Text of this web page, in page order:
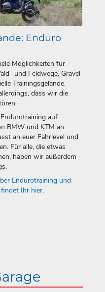
Enduro
Möglichkeiten für
und Feldwege, Gravel
Trainingsgelände.
dass wir die
auf
BMW und KTM an.
an euer Fahrlevel und
Für alle, die etwas
haben wir außerdem
Endurotraining und
Ihr hier.